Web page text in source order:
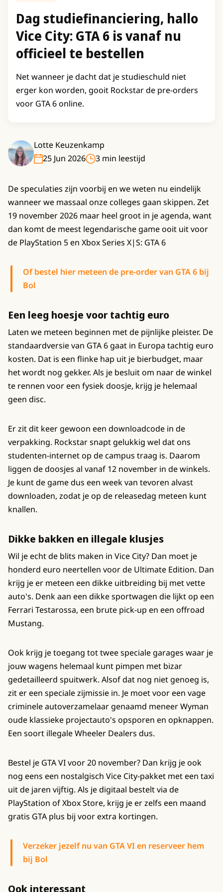
Dag studiefinanciering, hallo
Vice City: GTA 6 is vanaf nu
officieel te bestellen
Net wanneer je dacht dat je studieschuld niet
erger kon worden, gooit Rockstar de pre-orders
voor GTA 6 online.
Lotte Keuzenkamp
25 Jun 2026
3 min leestijd
De speculaties zijn voorbij en we weten nu eindelijk
wanneer we massaal onze colleges gaan skippen. Zet
19 november 2026 maar heel groot in je agenda, want
dan komt de meest legendarische game ooit uit voor
de PlayStation 5 en Xbox Series X|S: GTA 6
Of bestel hier meteen de pre-order van GTA 6 bij
Bol
Een leeg hoesje voor tachtig euro
Laten we meteen beginnen met de pijnlijke pleister. De
standaardversie van GTA 6 gaat in Europa tachtig euro
kosten. Dat is een flinke hap uit je bierbudget, maar
het wordt nog gekker. Als je besluit om naar de winkel
te rennen voor een fysiek doosje, krijg je helemaal
geen disc.
Er zit dit keer gewoon een downloadcode in de
verpakking. Rockstar snapt gelukkig wel dat ons
studenten-internet op de campus traag is. Daarom
liggen de doosjes al vanaf 12 november in de winkels.
Je kunt de game dus een week van tevoren alvast
downloaden, zodat je op de releasedag meteen kunt
knallen.
Dikke bakken en illegale klusjes
Wil je echt de blits maken in Vice City? Dan moet je
honderd euro neertellen voor de Ultimate Edition. Dan
krijg je er meteen een dikke uitbreiding bij met vette
auto's. Denk aan een dikke sportwagen die lijkt op een
Ferrari Testarossa, een brute pick-up en een offroad
Mustang.
Ook krijg je toegang tot twee speciale garages waar je
jouw wagens helemaal kunt pimpen met bizar
gedetailleerd spuitwerk. Alsof dat nog niet genoeg is,
zit er een speciale zijmissie in. Je moet voor een vage
criminele autoverzamelaar genaamd meneer Wyman
oude klassieke projectauto's opsporen en opknappen.
Een soort illegale Wheeler Dealers dus.
Bestel je GTA VI voor 20 november? Dan krijg je ook
nog eens een nostalgisch Vice City-pakket met een taxi
uit de jaren vijftig. Als je digitaal bestelt via de
PlayStation of Xbox Store, krijg je er zelfs een maand
gratis GTA plus bij voor extra kortingen.
Verzeker jezelf nu van GTA VI en reserveer hem
bij Bol
Ook interessant